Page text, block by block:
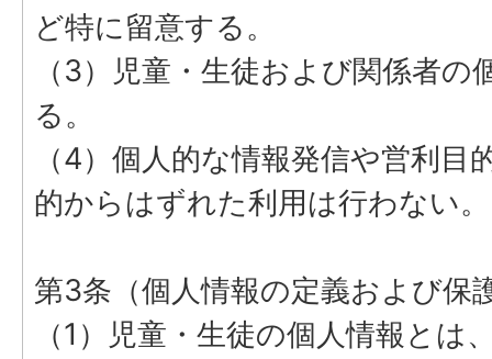
ど特に留意する。
（3）児童・生徒および関係者
る。
（4）個人的な情報発信や営利目
的からはずれた利用は行わない。
第3条（個人情報の定義および保
（1）児童・生徒の個人情報とは